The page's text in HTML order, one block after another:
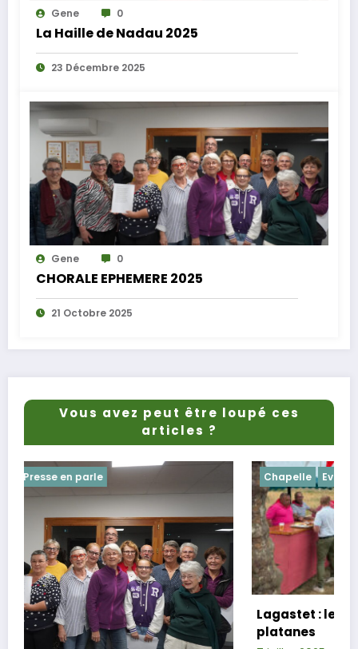
Gene 0
La Haille de Nadau 2025
23 Décembre 2025
Gene 0
CHORALE EPHEMERE 2025
21 Octobre 2025
Vous avez peut être loupé ces
articles ?
Chapelle
Lagastet : le repas champêtre réussi
platanes